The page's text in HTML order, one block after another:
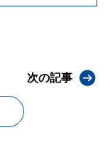
次の記事